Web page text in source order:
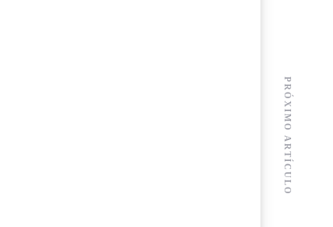
PRÓXIMO ARTÍCULO